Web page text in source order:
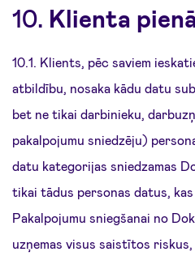
10. Klienta
10.1. Klients, pēc saviem
atbildību, nosaka kādu datu
bet ne tikai darbinieku,
pakalpojumu sniedzēju)
datu kategorijas sniedzamas
tikai tādus personas datus,
Pakalpojumu sniegšanai no
uzņemas visus saistītos